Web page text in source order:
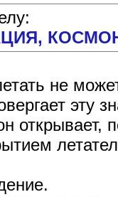
не
эту
открывает,